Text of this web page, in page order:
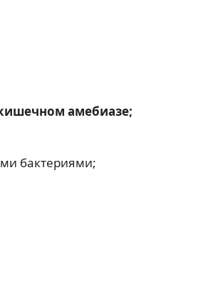
амебиазе;
бактериями;